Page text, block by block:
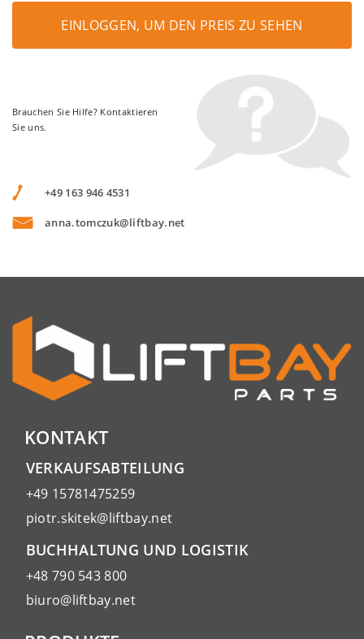
EINLOGGEN, UM DEN PREIS ZU SEHEN
Brauchen Sie Hilfe? Kontaktieren
Sie uns.
+49 163 946 4531
anna.tomczuk@liftbay.net
KONTAKT
VERKAUFSABTEILUNG
+49 15781475259
piotr.skitek@liftbay.net
BUCHHALTUNG UND LOGISTIK
+48 790 543 800
biuro@liftbay.net